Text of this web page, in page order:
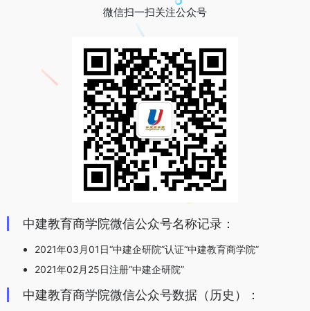
微信扫一扫关注公众号
中建教育商学院微信公众号名称记录：
2021年03月01日“中建企研院”认证“中建教育商学院”
2021年02月25日注册“中建企研院”
中建教育商学院微信公众号数据（历史）：